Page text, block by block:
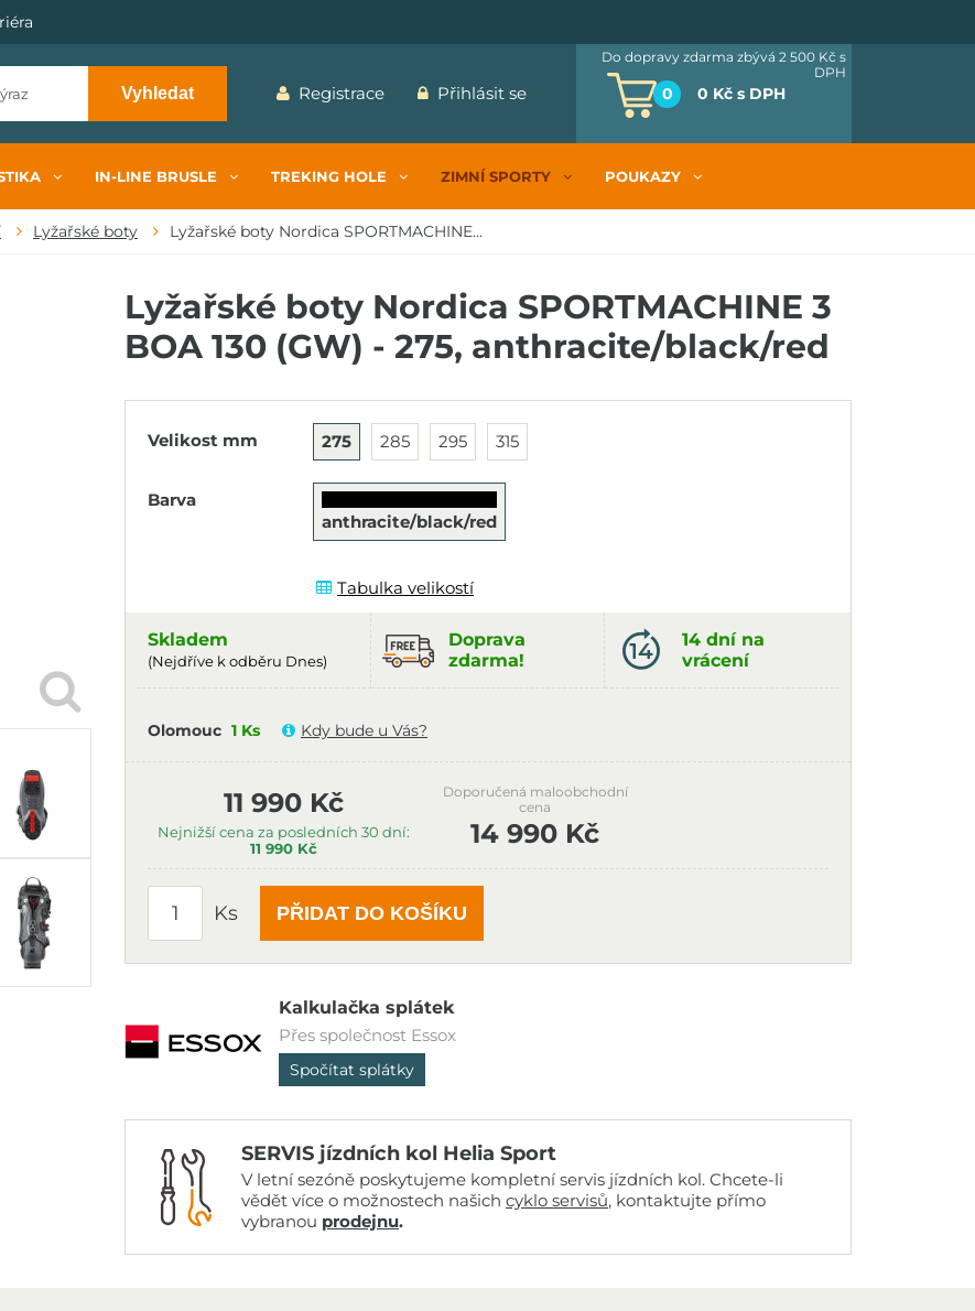
Vyhledat Registrace Přihlásit se 0 0 Kč s DPH
Do dopravy zdarma zbývá 2 500 Kč s
DPH
IN-LINE BRUSLE TREKING HOLE ZIMNÍ SPORTY POUKAZY
Lyžařské boty Lyžařské boty Nordica SPORTMACHINE...
Lyžařské boty Nordica SPORTMACHINE 3
BOA 130 (GW) - 275, anthracite/black/red
Velikost mm 275 285 295 315
Barva
anthracite/black/red
Tabulka velikostí
Skladem
(Nejdříve k odběru Dnes)
Doprava
zdarma!
14 dní na
vrácení
Olomouc 1 Ks Kdy bude u Vás?
11 990 Kč
Nejnižší cena za posledních 30 dní:
11 990 Kč
Doporučená maloobchodní
cena
14 990 Kč
Ks PŘIDAT DO KOŠÍKU
Kalkulačka splátek
Přes společnost Essox
Spočítat splátky
SERVIS jízdních kol Helia Sport
V letní sezóně poskytujeme kompletní servis jízdních kol. Chcete-li
vědět více o možnostech našich cyklo servisů, kontaktujte přímo
vybranou prodejnu.